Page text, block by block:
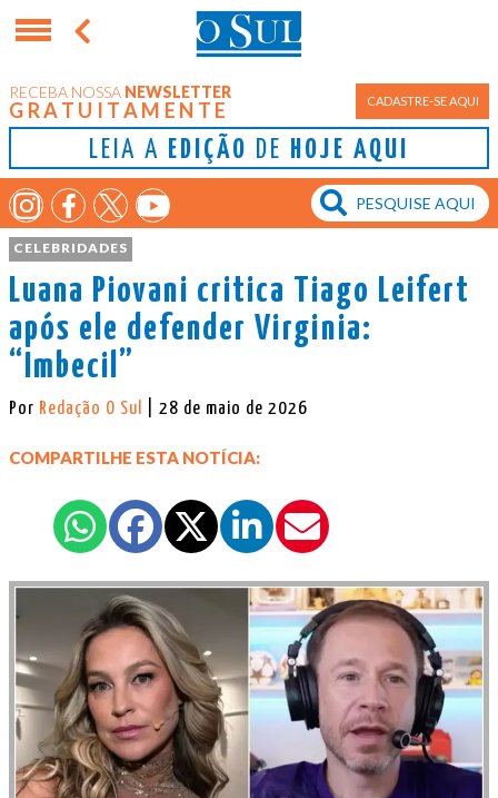
RECEBA NOSSA NEWSLETTER
GRATUITAMENTE CADASTRE-SE AQUI
LEIA A EDIÇÃO DE HOJE AQUI
CELEBRIDADES
Luana Piovani critica Tiago Leifert
após ele defender Virginia:
“Imbecil”
Por Redação O Sul | 28 de maio de 2026
COMPARTILHE ESTA NOTÍCIA: